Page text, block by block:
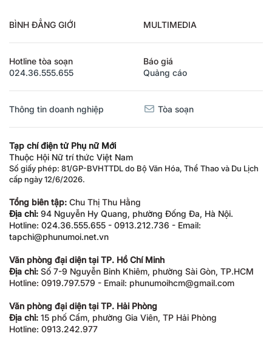
BÌNH ĐẲNG GIỚI MULTIMEDIA
Hotline tòa soạn
024.36.555.655
Báo giá
Quảng cáo
Thông tin doanh nghiệp Tòa soạn
Tạp chí điện tử Phụ nữ Mới
Thuộc Hội Nữ trí thức Việt Nam
Số giấy phép: 81/GP-BVHTTDL do Bộ Văn Hóa, Thể Thao và Du Lịch
cấp ngày 12/6/2026.
Tổng biên tập: Chu Thị Thu Hằng
Địa chỉ: 94 Nguyễn Hy Quang, phường Đống Đa, Hà Nội.
Hotline: 024.36.555.655 - 0913.212.736 - Email:
tapchi@phunumoi.net.vn
Văn phòng đại diện tại TP. Hồ Chí Minh
Địa chỉ: Số 7-9 Nguyễn Bỉnh Khiêm, phường Sài Gòn, TP.HCM
Hotline: 0919.797.579 - Email: phunumoihcm@gmail.com
Văn phòng đại diện tại TP. Hải Phòng
Địa chỉ: 15 phố Cấm, phường Gia Viên, TP Hải Phòng
Hotline: 0913.242.977